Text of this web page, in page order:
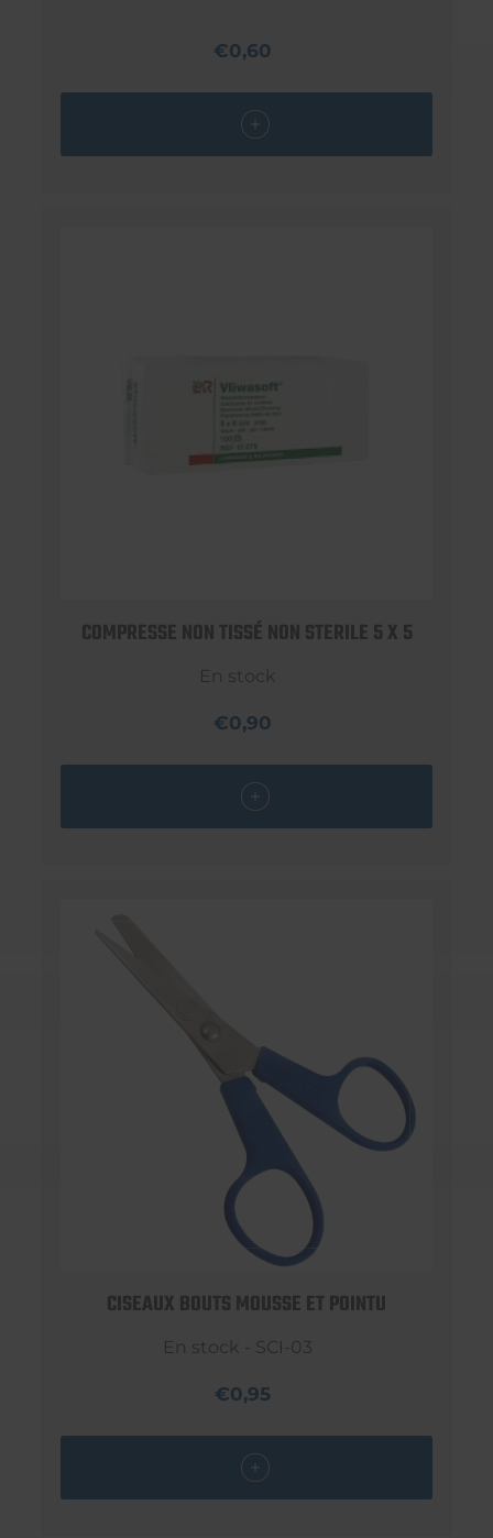
€0,60
COMPRESSE NON TISSÉ NON STERILE 5 X 5
En stock
€0,90
CISEAUX BOUTS MOUSSE ET POINTU
En stock - SCI-03
€0,95